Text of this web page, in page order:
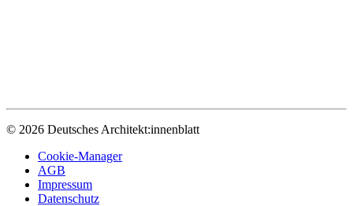
© 2026 Deutsches Architekt:innenblatt
Cookie-Manager
AGB
Impressum
Datenschutz